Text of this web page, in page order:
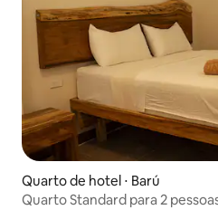
Quarto de hotel ⋅ Barú
Quarto Standard para 2